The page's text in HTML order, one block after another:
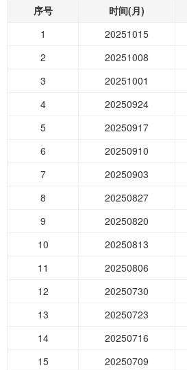
序号 时间(月)
1
20251015
2
20251008
3
20251001
4
20250924
5
20250917
6
20250910
7
20250903
8
20250827
9
20250820
10
20250813
11
20250806
12
20250730
13
20250723
14
20250716
15
20250709